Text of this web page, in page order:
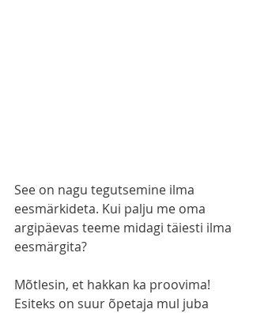
See on nagu tegutsemine ilma
eesmärkideta. Kui palju me oma
argipäevas teeme midagi täiesti ilma
eesmärgita?
Mõtlesin, et hakkan ka proovima!
Esiteks on suur õpetaja mul juba